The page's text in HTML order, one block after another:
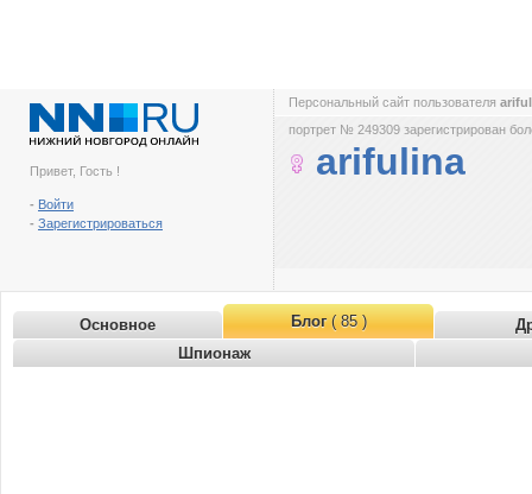
Привет, Гость !
- Войти
- Зарегистрироваться
Персональный сайт пользователя
портрет № 249309 зарегистрирован
arifulina
Основное Блог( 85 )
Шпионаж